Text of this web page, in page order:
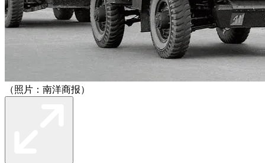
（照片：南洋商报）